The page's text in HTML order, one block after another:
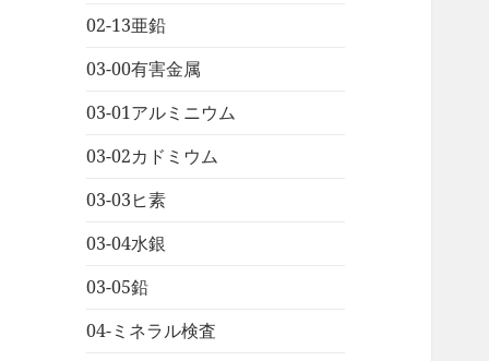
02-13亜鉛
03-00有害金属
03-01アルミニウム
03-02カドミウム
03-03ヒ素
03-04水銀
03-05鉛
04-ミネラル検査